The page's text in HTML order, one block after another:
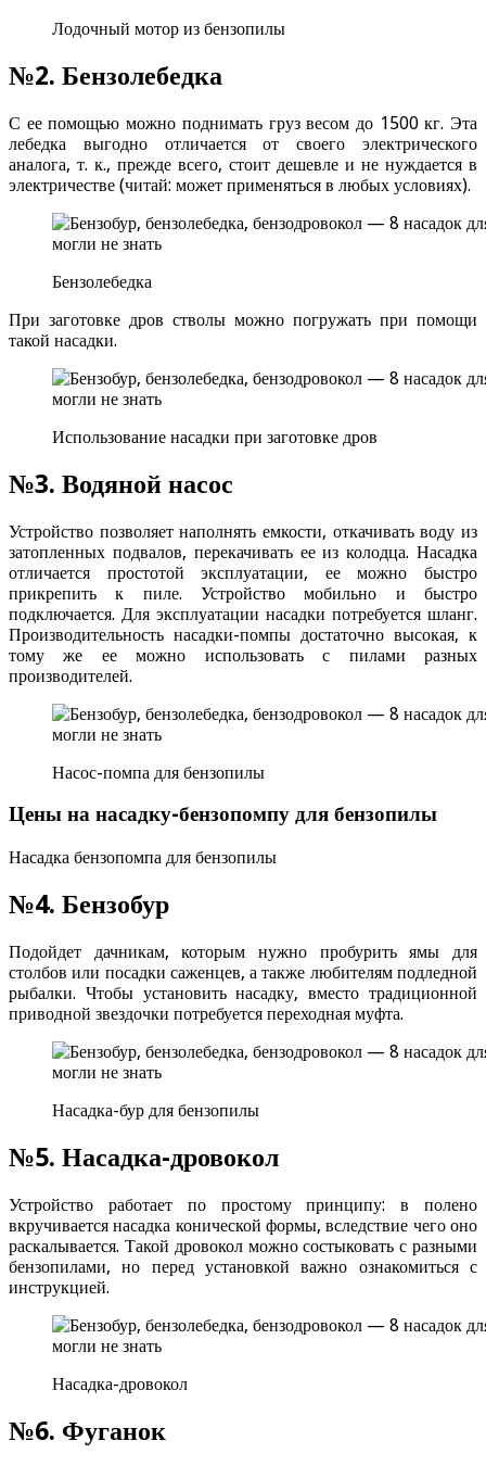
Лодочный мотор из бензопилы
№2. Бензолебедка
С ее помощью можно поднимать груз весом до 1500 кг. Эта
лебедка выгодно отличается от своего электрического
аналога, т. к., прежде всего, стоит дешевле и не нуждается в
электричестве (читай: может применяться в любых условиях).
Бензолебедка
При заготовке дров стволы можно погружать при помощи
такой насадки.
Использование насадки при заготовке дров
№3. Водяной насос
Устройство позволяет наполнять емкости, откачивать воду из
затопленных подвалов, перекачивать ее из колодца. Насадка
отличается простотой эксплуатации, ее можно быстро
прикрепить к пиле. Устройство мобильно и быстро
подключается. Для эксплуатации насадки потребуется шланг.
Производительность насадки-помпы достаточно высокая, к
тому же ее можно использовать с пилами разных
производителей.
Насос-помпа для бензопилы
Цены на насадку-бензопомпу для бензопилы
Насадка бензопомпа для бензопилы
№4. Бензобур
Подойдет дачникам, которым нужно пробурить ямы для
столбов или посадки саженцев, а также любителям подледной
рыбалки. Чтобы установить насадку, вместо традиционной
приводной звездочки потребуется переходная муфта.
Насадка-бур для бензопилы
№5. Насадка-дровокол
Устройство работает по простому принципу: в полено
вкручивается насадка конической формы, вследствие чего оно
раскалывается. Такой дровокол можно состыковать с разными
бензопилами, но перед установкой важно ознакомиться с
инструкцией.
Насадка-дровокол
№6. Фуганок